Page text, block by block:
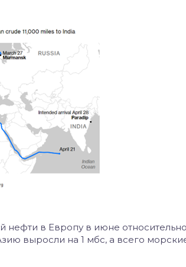
нефти в Европу в июне
выросли на 1 мбс, а всего